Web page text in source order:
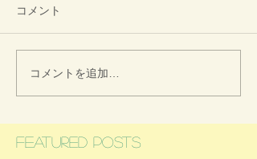
コメント
コメントを追加…
Featured Posts